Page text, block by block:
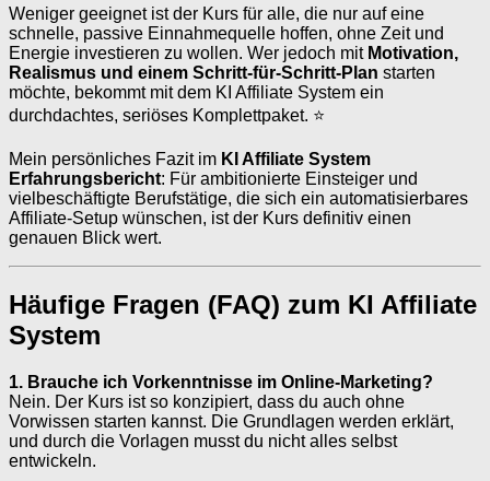
Weniger geeignet ist der Kurs für alle, die nur auf eine
schnelle, passive Einnahmequelle hoffen, ohne Zeit und
Energie investieren zu wollen. Wer jedoch mit Motivation,
Realismus und einem Schritt-für-Schritt-Plan starten
möchte, bekommt mit dem KI Affiliate System ein
durchdachtes, seriöses Komplettpaket. ⭐
Mein persönliches Fazit im KI Affiliate System
Erfahrungsbericht: Für ambitionierte Einsteiger und
vielbeschäftigte Berufstätige, die sich ein automatisierbares
Affiliate-Setup wünschen, ist der Kurs definitiv einen
genauen Blick wert.
Häufige Fragen (FAQ) zum KI Affiliate
System
1. Brauche ich Vorkenntnisse im Online-Marketing?
Nein. Der Kurs ist so konzipiert, dass du auch ohne
Vorwissen starten kannst. Die Grundlagen werden erklärt,
und durch die Vorlagen musst du nicht alles selbst
entwickeln.